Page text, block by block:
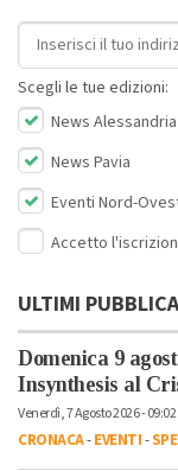
Indirizzo email
Scegli le tue edizioni:
News Alessandria
News Pavia
Eventi Nord-
Accetto
ULTIMI
Domenica 9
Insynthesis al
Venerdì, 7 Agosto 2026 - 09:02
CRONACA-EVENTI-